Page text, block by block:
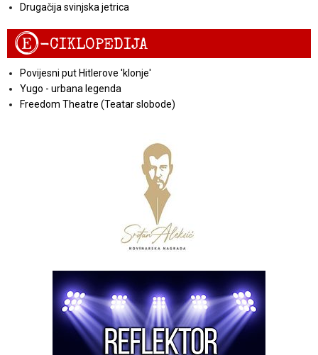
Drugačija svinjska jetrica
E-CIKLOPEDIJA
Povijesni put Hitlerove 'klonje'
Yugo - urbana legenda
Freedom Theatre (Teatar slobode)